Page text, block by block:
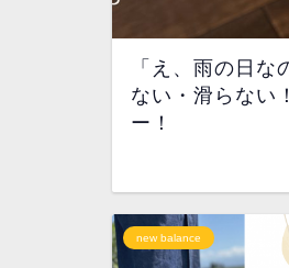
「え、雨の日な
ない・滑らない
ー！
new balance